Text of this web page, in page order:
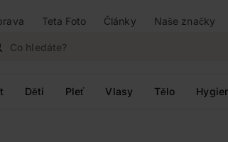
Teta Foto Články Naše značky
Děti Pleť Vlasy Tělo